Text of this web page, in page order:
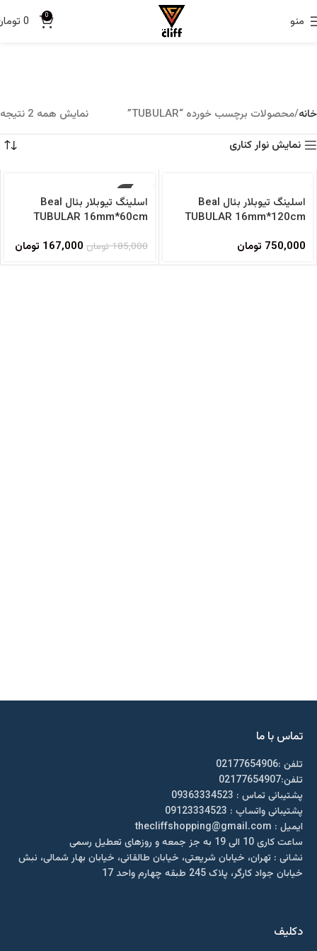
منو 0
0
خانه محصولات برچسب خورده “TUBULAR”
نمایش همه 2 نتیجه
نمایش نوار کناری
اسلینگ تیوبلار بئال Beal
TUBULAR 16mm*120cm
750,000 تومان
-10%
فروخته شده
اسلینگ تیوبلار بئال Beal
TUBULAR 16mm*60cm
185,000تومان 167,000 تومان
تماس با ما
تلفن :02177654906
تلفن:02177654907
پشتیبانی تماس : 09363334523
پشتیبانی واتساپ : 09123334523
ايميل : thecliffshopping@gmail.com
ساعت کاری 10 الی 19 به جز جمعه و روزهای تعطیل رسمی
نشانی : تهران، خیابان شریعتی، خیابان طالقانی، خیابان بهار شمالی، نبش
خیابان جواد کارگر، پلاک 245 طبقه چهارم واحد 17
دکلیف​